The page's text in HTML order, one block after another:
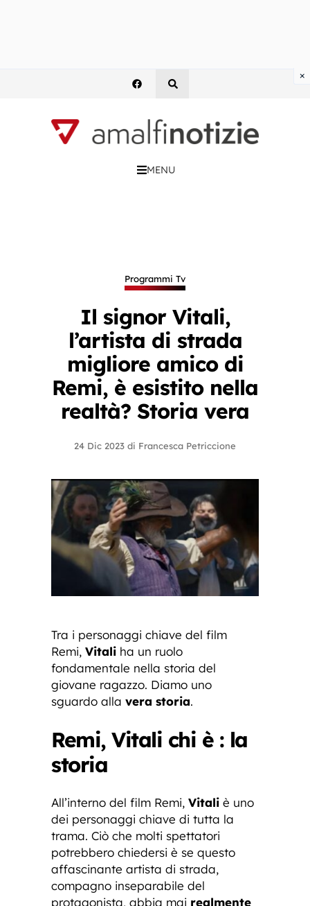
MENU
Programmi Tv
Il signor Vitali,
l’artista di strada
migliore amico di
Remi, è esistito nella
realtà? Storia vera
24 Dic 2023 di Francesca Petriccione
Tra i personaggi chiave del film
Remi, Vitali ha un ruolo
fondamentale nella storia del
giovane ragazzo. Diamo uno
sguardo alla vera storia.
Remi, Vitali chi è : la
storia
All’interno del film Remi, Vitali è uno
dei personaggi chiave di tutta la
trama. Ciò che molti spettatori
potrebbero chiedersi è se questo
affascinante artista di strada,
compagno inseparabile del
protagonista, abbia mai realmente
×